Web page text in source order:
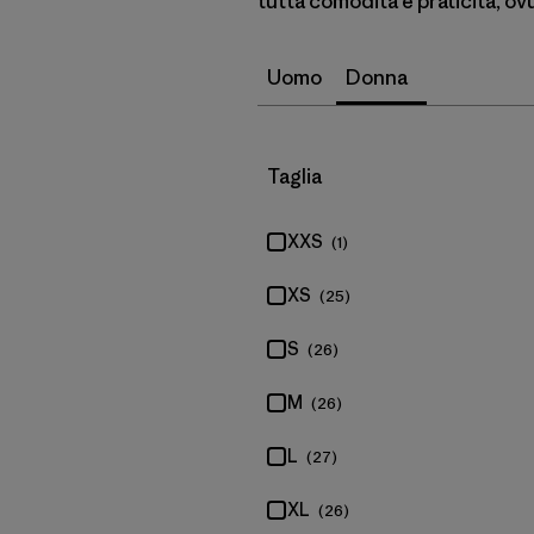
Uomo Donna
Filtra per
Taglia
XXS (1)
XS (25)
S (26)
M (26)
L (27)
XL (26)